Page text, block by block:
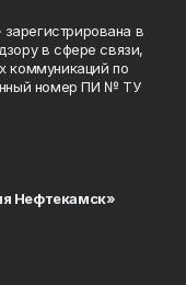
в
в сфере связи,
коммуникаций по
номер ПИ № ТУ
Нефтекамск»